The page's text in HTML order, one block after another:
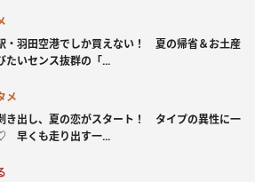
・羽田空港でしか買えない！ 夏の帰省＆お土産
たいセンス抜群の「...
メ
き出し、夏の恋がスタート！ タイプの異性に一
早くも走り出す一...